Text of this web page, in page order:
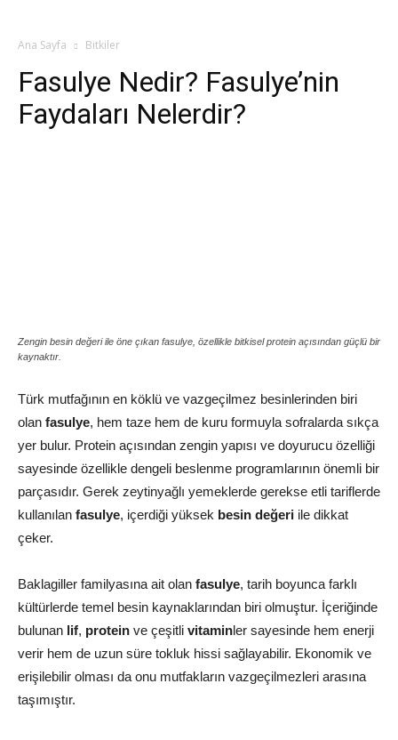
Ana Sayfa Bitkiler
Fasulye Nedir? Fasulye’nin
Faydaları Nelerdir?
Zengin besin değeri ile öne çıkan fasulye, özellikle bitkisel protein açısından güçlü bir
kaynaktır.
Türk mutfağının en köklü ve vazgeçilmez besinlerinden biri
olan fasulye, hem taze hem de kuru formuyla sofralarda sıkça
yer bulur. Protein açısından zengin yapısı ve doyurucu özelliği
sayesinde özellikle dengeli beslenme programlarının önemli bir
parçasıdır. Gerek zeytinyağlı yemeklerde gerekse etli tariflerde
kullanılan fasulye, içerdiği yüksek besin değeri ile dikkat
çeker.
Baklagiller familyasına ait olan fasulye, tarih boyunca farklı
kültürlerde temel besin kaynaklarından biri olmuştur. İçeriğinde
bulunan lif, protein ve çeşitli vitaminler sayesinde hem enerji
verir hem de uzun süre tokluk hissi sağlayabilir. Ekonomik ve
erişilebilir olması da onu mutfakların vazgeçilmezleri arasına
taşımıştır.